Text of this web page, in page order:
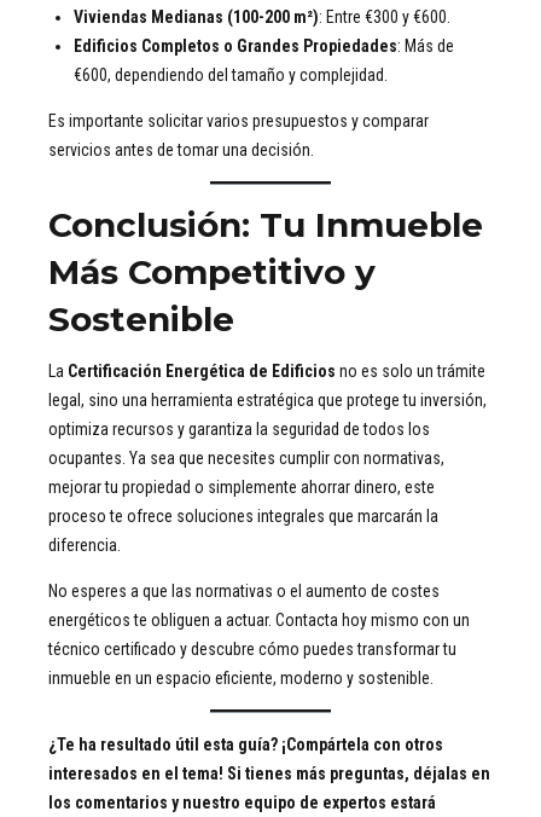
Viviendas Medianas (100-200 m²): Entre €300 y €600.
Edificios Completos o Grandes Propiedades: Más de
€600, dependiendo del tamaño y complejidad.
Es importante solicitar varios presupuestos y comparar
servicios antes de tomar una decisión.
Conclusión: Tu Inmueble
Más Competitivo y
Sostenible
La Certificación Energética de Edificios no es solo un trámite
legal, sino una herramienta estratégica que protege tu inversión,
optimiza recursos y garantiza la seguridad de todos los
ocupantes. Ya sea que necesites cumplir con normativas,
mejorar tu propiedad o simplemente ahorrar dinero, este
proceso te ofrece soluciones integrales que marcarán la
diferencia.
No esperes a que las normativas o el aumento de costes
energéticos te obliguen a actuar. Contacta hoy mismo con un
técnico certificado y descubre cómo puedes transformar tu
inmueble en un espacio eficiente, moderno y sostenible.
¿Te ha resultado útil esta guía? ¡Compártela con otros
interesados en el tema! Si tienes más preguntas, déjalas en
los comentarios y nuestro equipo de expertos estará